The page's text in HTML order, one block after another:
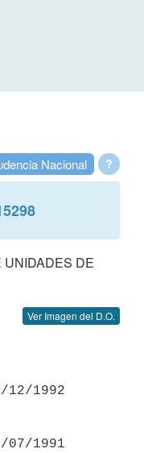
?
Nacional
UNIDADES DE
Ver Imagen del D.O.
12/1992
07/1991